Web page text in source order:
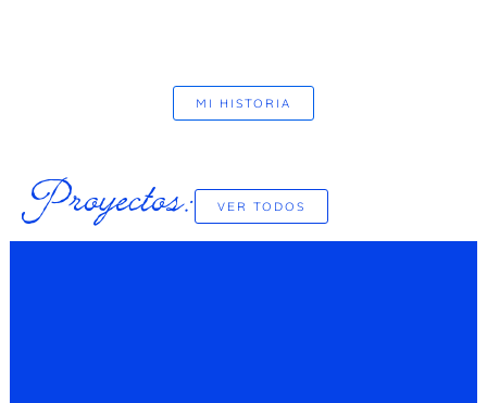
MI HISTORIA
Proyectos: VER TODOS